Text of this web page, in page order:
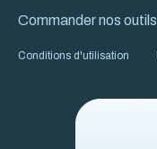
Commander nos outils
Conditions d'utilisation